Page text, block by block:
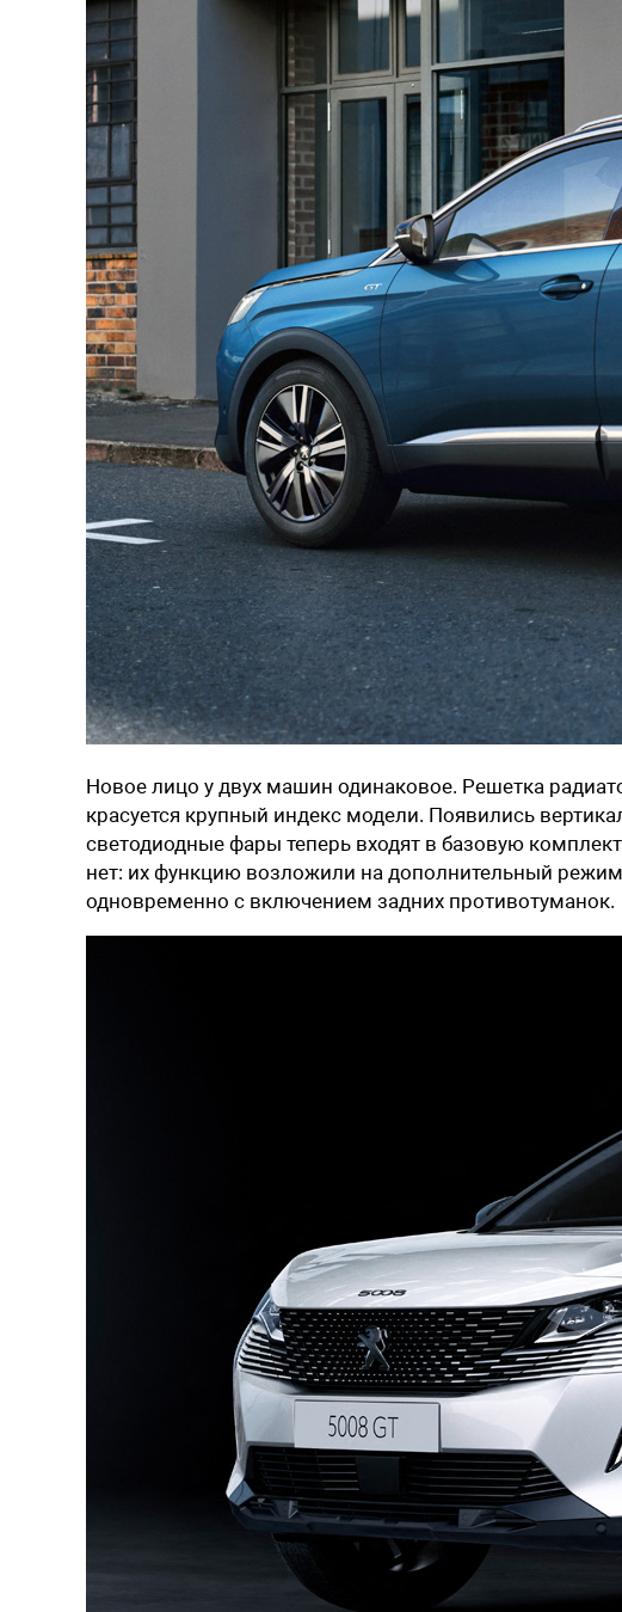
Новое лицо у двух машин одинаковое. Решетка
красуется крупный индекс модели. Появились
светодиодные фары теперь входят в базовую
нет: их функцию возложили на дополнительный
одновременно с включением задних противотуманок.